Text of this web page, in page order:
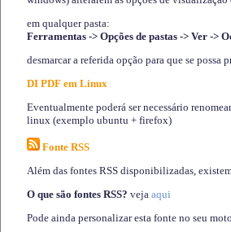
em qualquer pasta:
Ferramentas -> Opções de pastas -> Ver ->
desmarcar a referida opção para que se possa
DI PDF em Linux
Eventualmente poderá ser necessário
linux (exemplo ubuntu + firefox)
Fonte RSS
Além das fontes RSS disponibilizadas,
O que são fontes RSS? veja aqui
Pode ainda personalizar esta fonte no seu